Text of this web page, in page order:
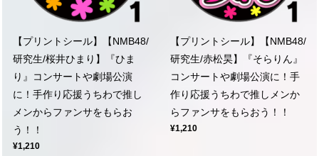
【プリントシール】【NMB48/
研究生/桜井ひまり】『ひま
り』コンサートや劇場公演
に！手作り応援うちわで推し
メンからファンサをもらお
う！！
¥1,210
【プリントシール】【NMB48/
研究生/赤松昊】『そらりん』
コンサートや劇場公演に！手
作り応援うちわで推しメンか
らファンサをもらおう！！
¥1,210